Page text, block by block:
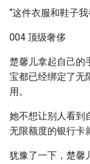
“这件衣服和鞋子
004 顶级奢侈
楚馨儿拿起自己的
宝都已经绑定了无
用。
她不想让别人看到
无限额度的银行卡
犹豫了一下，楚馨